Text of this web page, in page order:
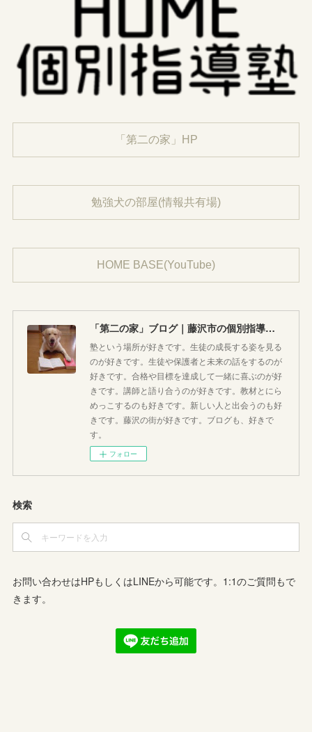
「第二の家」HP
勉強犬の部屋(情報共有場)
HOME BASE(YouTube)
「第二の家」ブログ｜藤沢市の個別指導塾のお話
塾という場所が好きです。生徒の成長する姿を見る
のが好きです。生徒や保護者と未来の話をするのが
好きです。合格や目標を達成して一緒に喜ぶのが好
きです。講師と語り合うのが好きです。教材とにら
めっこするのも好きです。新しい人と出会うのも好
きです。藤沢の街が好きです。ブログも、好きで
す。
フォロー
検索
お問い合わせはHPもしくはLINEから可能です。1:1のご質問もで
きます。